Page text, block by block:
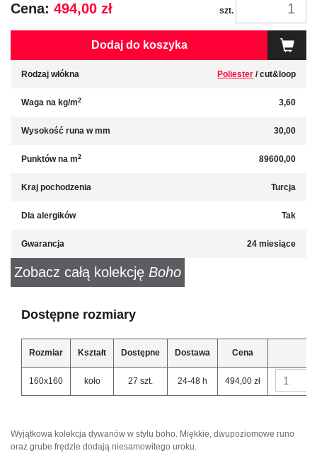
Cena: 494,00 zł szt.
Dodaj do koszyka
Rodzaj włókna Poliester / cut&loop
Waga na kg/m2 3,60
Wysokość runa w mm 30,00
Punktów na m2 89600,00
Kraj pochodzenia Turcja
Dla alergików Tak
Gwarancja 24 miesiące
Zobacz całą kolekcję Boho
Dostępne rozmiary
Rozmiar Kształt Dostępne Dostawa Cena
160x160 koło 27 szt. 24-48 h 494,00 zł
Wyjątkowa kolekcja dywanów w stylu boho. Miękkie, dwupoziomowe runo
oraz grube frędzle dodają niesamowitego uroku.